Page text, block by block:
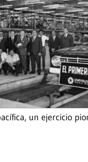
un ejercicio